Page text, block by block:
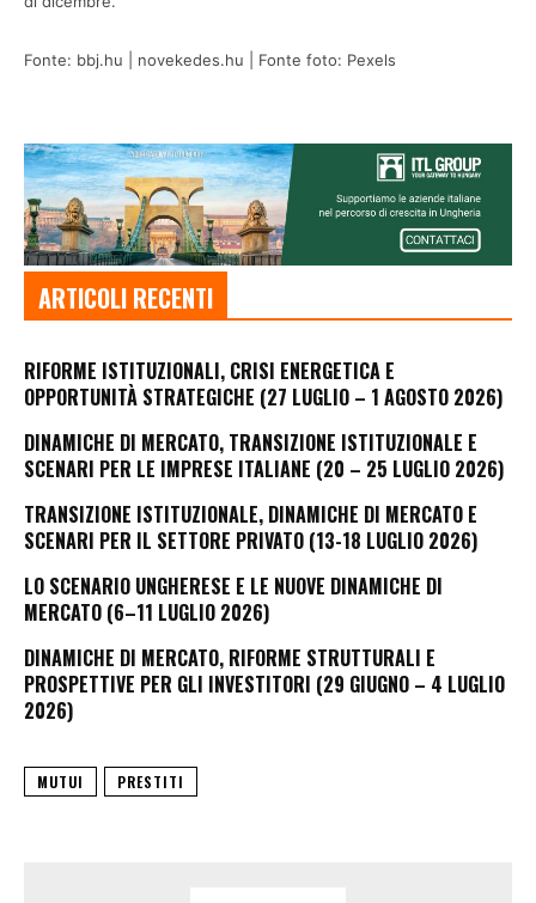
Fonte: bbj.hu | novekedes.hu | Fonte foto: Pexels
ARTICOLI RECENTI
RIFORME ISTITUZIONALI, CRISI ENERGETICA E
OPPORTUNITÀ STRATEGICHE (27 LUGLIO – 1 AGOSTO 2026)
DINAMICHE DI MERCATO, TRANSIZIONE ISTITUZIONALE E
SCENARI PER LE IMPRESE ITALIANE (20 – 25 LUGLIO 2026)
TRANSIZIONE ISTITUZIONALE, DINAMICHE DI MERCATO E
SCENARI PER IL SETTORE PRIVATO (13-18 LUGLIO 2026)
LO SCENARIO UNGHERESE E LE NUOVE DINAMICHE DI
MERCATO (6–11 LUGLIO 2026)
DINAMICHE DI MERCATO, RIFORME STRUTTURALI E
PROSPETTIVE PER GLI INVESTITORI (29 GIUGNO – 4 LUGLIO
2026)
MUTUI PRESTITI